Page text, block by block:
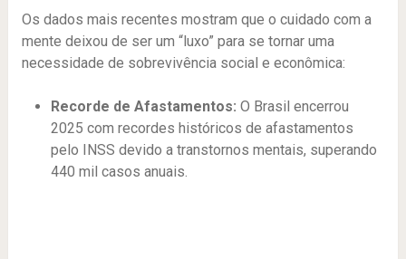
Os dados mais recentes mostram que o cuidado com a
mente deixou de ser um “luxo” para se tornar uma
necessidade de sobrevivência social e econômica:
Recorde de Afastamentos: O Brasil encerrou
2025 com recordes históricos de afastamentos
pelo INSS devido a transtornos mentais, superando
440 mil casos anuais.